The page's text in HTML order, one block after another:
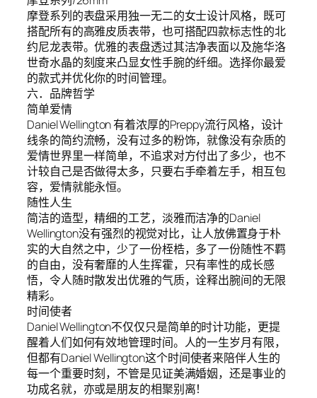
摩登系列的表盘采用独一无二的女士设计风格，既可
搭配所有的高雅皮质表带，也可搭配四款标志性的北
约尼龙表带。优雅的表盘透过其洁净表面以及施华洛
世奇水晶的刻度来凸显女性手腕的纤细。选择你最爱
的款式并优化你的时间管理。
六．品牌哲学
简单爱情
Daniel Wellington 有着浓厚的Preppy流行风格，设计
线条的简约流畅，没有过多的粉饰，就像没有杂质的
爱情世界里一样简单，不追求对方付出了多少，也不
计较自己是否做得太多，只要右手牵着左手，相互包
容，爱情就能永恒。
随性人生
简洁的造型，精细的工艺，淡雅而洁净的Daniel
Wellington没有强烈的视觉对比，让人放佛置身于朴
实的大自然之中，少了一份桎梏，多了一份随性不羁
的自由，没有奢靡的人生挥霍，只有率性的成长感
悟，令人随时散发出优雅的气质，诠释出腕间的无限
精彩。
时间使者
Daniel Wellington不仅仅只是简单的时计功能，更提
醒着人们如何有效地管理时间。人的一生岁月有限，
但都有Daniel Wellington这个时间使者来陪伴人生的
每一个重要时刻，不管是见证美满婚姻，还是事业的
功成名就，亦或是朋友的相聚别离！